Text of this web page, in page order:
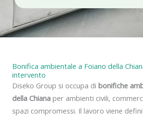
c
y
Bonifica ambientale a Foiano della
intervento
Diseko Group si occupa di bonifiche
della Chiana per ambienti civili,
spazi compromessi. Il lavoro viene